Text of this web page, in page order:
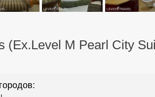
(Ex.Level M Pearl City